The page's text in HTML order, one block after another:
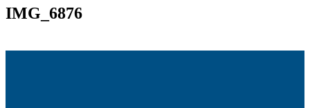
IMG_6876